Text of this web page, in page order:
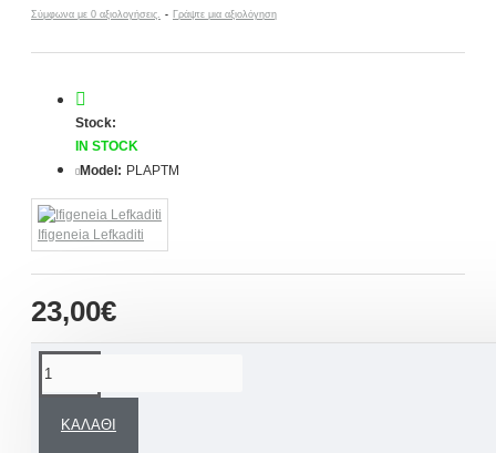
Σύμφωνα με 0 αξιολογήσεις. - Γράψτε μια αξιολόγηση
23,00€
Stock:
IN STOCK
Model: PLAPTM
Ifigeneia Lefkaditi
ΚΑΛΆΘΙ